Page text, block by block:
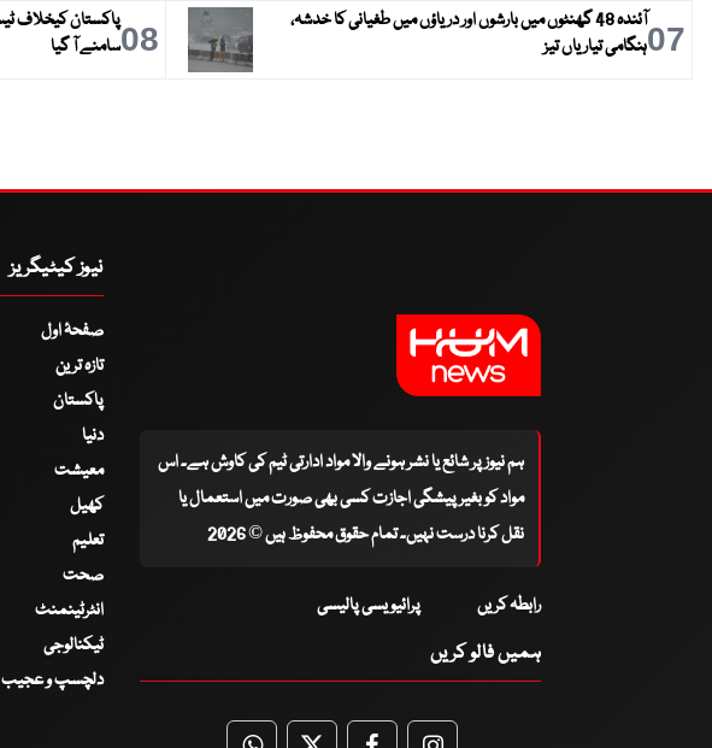
07
آئندہ 48 گھنٹوں میں بارشوں اور دریاؤں میں طغیانی کا خدشہ،
ہنگامی تیاریاں تیز
08سامنے آ گیا
ہم نیوز پر شائع یا نشر ہونے والا مواد ادارتی ٹیم کی کاوش ہے۔ اس
مواد کو بغیر پیشگی اجازت کسی بھی صورت میں استعمال یا
نقل کرنا درست نہیں۔ تمام حقوق محفوظ ہیں © 2026
رابطہ کریں پرائیویسی پالیسی
ہمیں فالو کریں
نیوز کیٹیگریز
صفحۂ اول
تازہ ترین
پاکستان
دنیا
معیشت
کھیل
تعلیم
صحت
انٹرٹینمنٹ
ٹیکنالوجی
دلچسپ و عجیب